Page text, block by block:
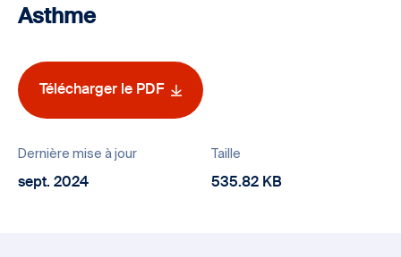
Asthme
Télécharger le PDF
Dernière mise à jour
sept. 2024
Taille
535.82 KB